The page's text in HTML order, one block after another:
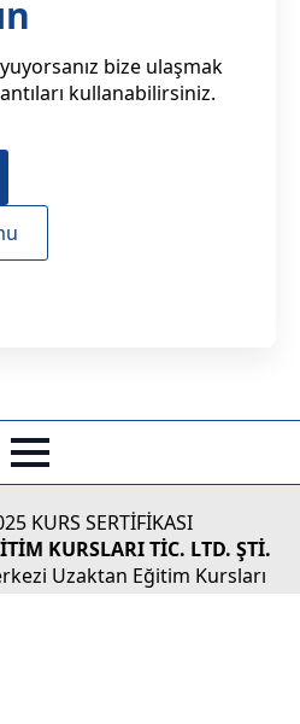
bize ulaşmak
kullanabilirsiniz.
KURS SERTİFİKASI
KURSLARI TİC. LTD. ŞTİ.
Uzaktan Eğitim Kursları